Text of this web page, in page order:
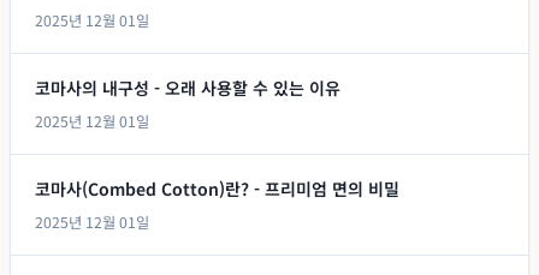
2025년 12월 01일
코마사의 내구성 - 오래 사용할 수 있는 이유
2025년 12월 01일
코마사(Combed Cotton)란? - 프리미엄 면의 비밀
2025년 12월 01일